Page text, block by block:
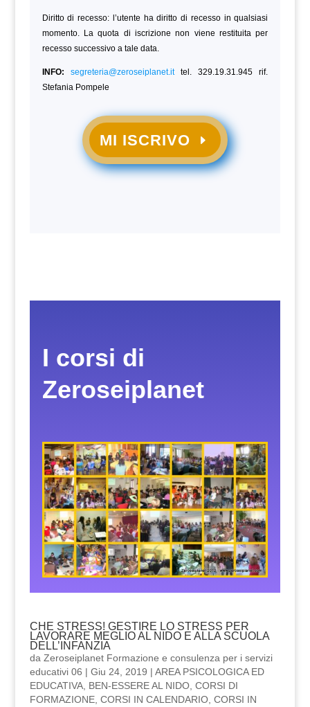
Diritto di recesso: l’utente ha diritto di recesso in qualsiasi
momento. La quota di iscrizione non viene restituita per
recesso successivo a tale data.
INFO: segreteria@zeroseiplanet.ittel. 329.19.31.945 rif.
Stefania Pompele
MI ISCRIVO
I corsi di
Zeroseiplanet
CHE STRESS! GESTIRE LO STRESS PER
LAVORARE MEGLIO AL NIDO E ALLA SCUOLA
DELL’INFANZIA
da Zeroseiplanet Formazione e consulenza per i servizi
educativi 06 | Giu 24, 2019 | AREA PSICOLOGICA ED
EDUCATIVA, BEN-ESSERE AL NIDO, CORSI DI
FORMAZIONE, CORSI IN CALENDARIO, CORSI IN